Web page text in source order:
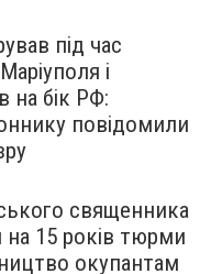
під час
і
на бік РФ:
повідомили
священника
на 15 років тюрми
окупантам